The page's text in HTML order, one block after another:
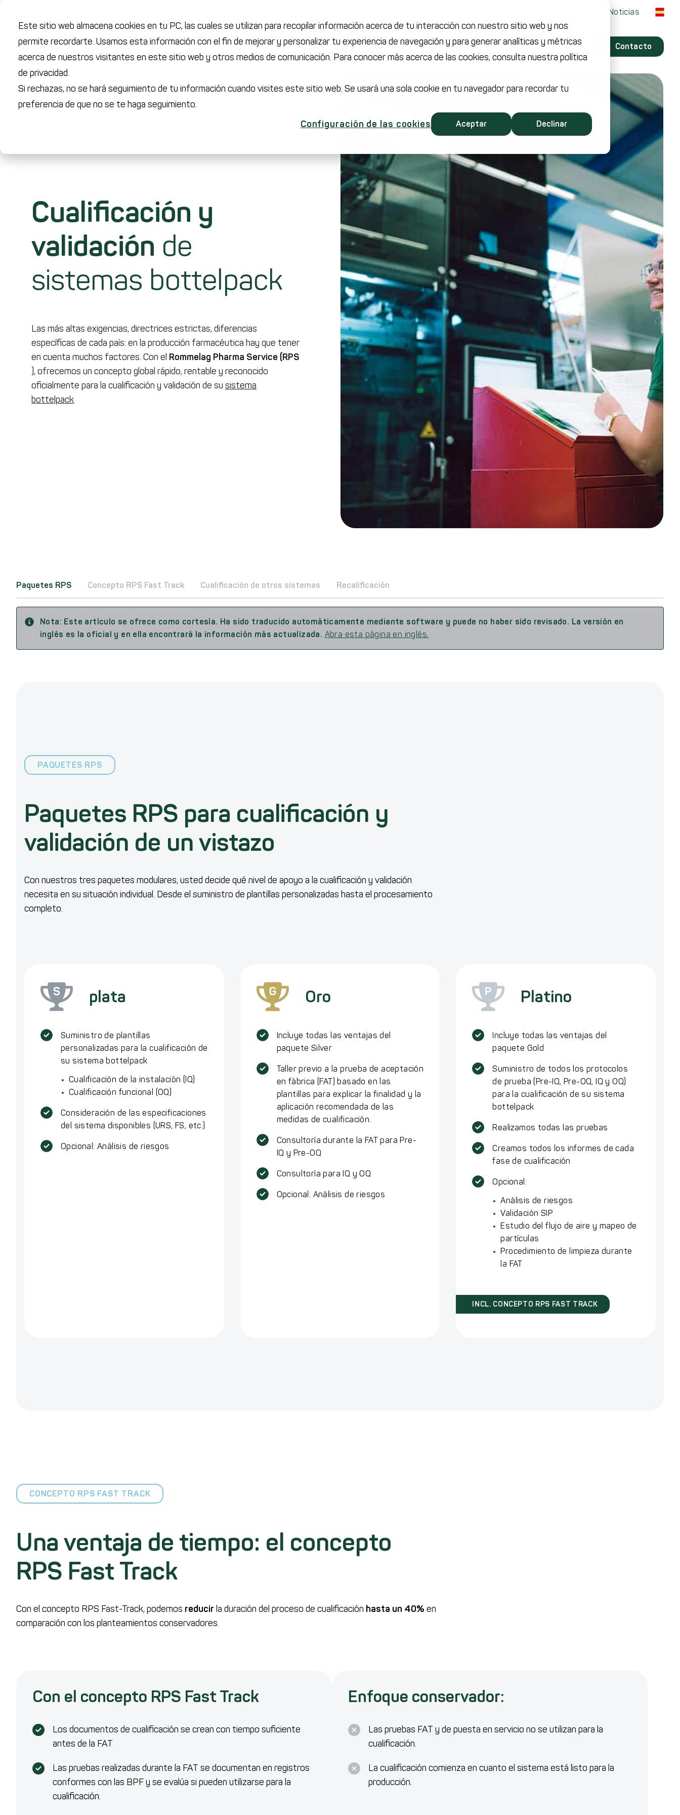
Este sitio web almacena cookies en tu PC, las cuales se utilizan para recopilar información acerca de tu interacción con nuestro sitio web y nos
permite recordarte. Usamos esta información con el fin de mejorar y personalizar tu experiencia de navegación y para generar analíticas y métricas
acerca de nuestros visitantes en este sitio web y otros medios de comunicación. Para conocer más acerca de las cookies, consulta nuestra política
de privacidad.
Si rechazas, no se hará seguimiento de tu información cuando visites este sitio web. Se usará una sola cookie en tu navegador para recordar tu
preferencia de que no se te haga seguimiento.
Configuración de las cookies
Aceptar Declinar
Noticias
Tecnología CDMO Industrias Servicios Grupo Rommelag Contacto
Cualificación y
validación de
sistemas bottelpack
Las más altas exigencias, directrices estrictas, diferencias
específicas de cada país: en la producción farmacéutica hay que tener
en cuenta muchos factores. Con el Rommelag Pharma Service (RPS
), ofrecemos un concepto global rápido, rentable y reconocido
oficialmente para la cualificación y validación de su sistema
bottelpack.
Paquetes RPS Concepto RPS Fast Track Cualificación de otros sistemas Recalificación
Nota: Este artículo se ofrece como cortesía. Ha sido traducido automáticamente mediante software y puede no haber sido revisado. La versión en
inglés es la oficial y en ella encontrará la información más actualizada. Abra esta página en inglés.
PAQUETES RPS
Paquetes RPS para cualificación y
validación de un vistazo
Con nuestros tres paquetes modulares, usted decide qué nivel de apoyo a la cualificación y validación
necesita en su situación individual. Desde el suministro de plantillas personalizadas hasta el procesamiento
completo.
plata
Suministro de plantillas
personalizadas para la cualificación de
su sistema bottelpack
Cualificación de la instalación (IQ)
Cualificación funcional (OQ)
Consideración de las especificaciones
del sistema disponibles (URS, FS, etc.)
Opcional: Análisis de riesgos
Oro
Incluye todas las ventajas del
paquete Silver
Taller previo a la prueba de aceptación
en fábrica (FAT) basado en las
plantillas para explicar la finalidad y la
aplicación recomendada de las
medidas de cualificación.
Consultoría durante la FAT para Pre-
IQ y Pre-OQ
Consultoría para IQ y OQ
Opcional: Análisis de riesgos
Platino
Incluye todas las ventajas del
paquete Gold
Suministro de todos los protocolos
de prueba (Pre-IQ, Pre-OQ, IQ y OQ)
para la cualificación de su sistema
bottelpack
Realizamos todas las pruebas
Creamos todos los informes de cada
fase de cualificación
Opcional:
Análisis de riesgos
Validación SIP
Estudio del flujo de aire y mapeo de
partículas
Procedimiento de limpieza durante
la FAT
INCL. CONCEPTO RPS FAST TRACK
CONCEPTO RPS FAST TRACK
Una ventaja de tiempo: el concepto
RPS Fast Track
Con el concepto RPS Fast-Track, podemos reducir la duración del proceso de cualificación hasta un 40% en
comparación con los planteamientos conservadores.
Con el concepto RPS Fast Track
Los documentos de cualificación se crean con tiempo suficiente
antes de la FAT
Las pruebas realizadas durante la FAT se documentan en registros
conformes con las BPF y se evalúa si pueden utilizarse para la
cualificación.
Enfoque conservador:
Las pruebas FAT y de puesta en servicio no se utilizan para la
cualificación.
La cualificación comienza en cuanto el sistema está listo para la
producción.